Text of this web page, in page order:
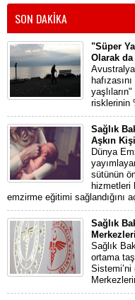
SON DAKİKA
"Süper
Olarak da
risklerinin
Sağlık
Aşkın
Dünya
sütünün
hizmetleri
emzirme eğitimi sağlandığını
Sağlık
Sağlık
ortama
Sistemi’ni